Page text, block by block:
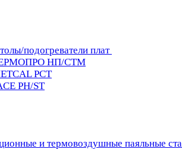
подогреватели плат
НП/СТМ
PCT
PH/ST
и термовоздушные паяльные